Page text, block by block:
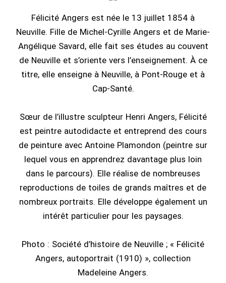
Félicité Angers est née le 13 juillet 1854 à
Neuville. Fille de Michel-Cyrille Angers et de Marie-
Angélique Savard, elle fait ses études au couvent
de Neuville et s’oriente vers l’enseignement. À ce
titre, elle enseigne à Neuville, à Pont-Rouge et à
Cap-Santé.
Sœur de l’illustre sculpteur Henri Angers, Félicité
est peintre autodidacte et entreprend des cours
de peinture avec Antoine Plamondon (peintre sur
lequel vous en apprendrez davantage plus loin
dans le parcours). Elle réalise de nombreuses
reproductions de toiles de grands maîtres et de
nombreux portraits. Elle développe également un
intérêt particulier pour les paysages.
Photo : Société d’histoire de Neuville ; « Félicité
Angers, autoportrait (1910) », collection
Madeleine Angers.